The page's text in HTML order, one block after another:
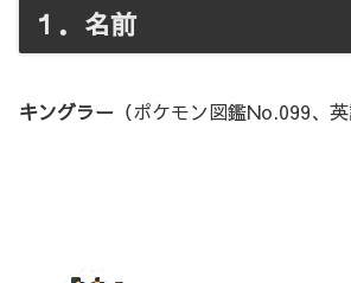
１．名前
キングラー （ポケモン図鑑No.099、